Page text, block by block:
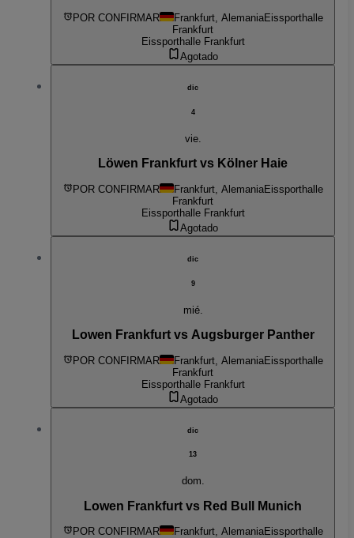
POR CONFIRMAR Frankfurt, AlemaniaEissporthalle
Frankfurt
Eissporthalle Frankfurt
Agotado
dic
4
vie.
Löwen Frankfurt vs Kölner Haie
POR CONFIRMAR Frankfurt, AlemaniaEissporthalle
Frankfurt
Eissporthalle Frankfurt
Agotado
dic
9
mié.
Lowen Frankfurt vs Augsburger Panther
POR CONFIRMAR Frankfurt, AlemaniaEissporthalle
Frankfurt
Eissporthalle Frankfurt
Agotado
dic
13
dom.
Lowen Frankfurt vs Red Bull Munich
POR CONFIRMAR Frankfurt, AlemaniaEissporthalle